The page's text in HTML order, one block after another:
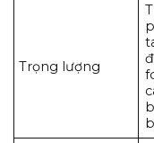
Trọng lượng